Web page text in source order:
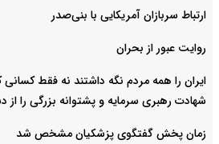
ارتباط سربازان آمریکایی با بنی‌صدر
روایت عبور از بحران
ایران را همه مردم نگه داشتند نه فقط
شهادت رهبری سرمایه و پشتوانه بزرگی را
زمان پخش گفتگوی پزشکیان مشخص شد